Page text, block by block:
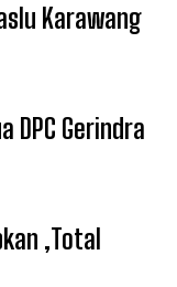
Karawang
DPC Gerindra
,Total